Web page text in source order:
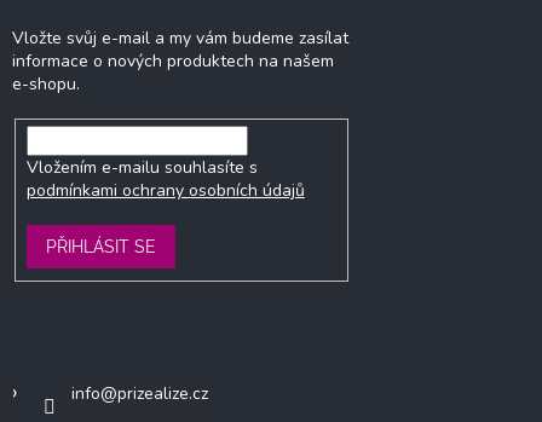
Vložte svůj e-mail a my vám budeme zasílat
informace o nových produktech na našem
e-shopu.
Vložením e-mailu souhlasíte s
podmínkami ochrany osobních údajů
PŘIHLÁSIT SE
info@prizealize.cz